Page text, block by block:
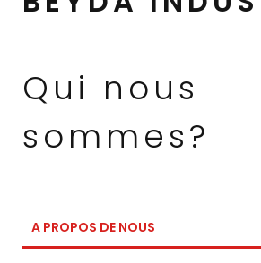
Qui nous
sommes?
A PROPOS DE NOUS